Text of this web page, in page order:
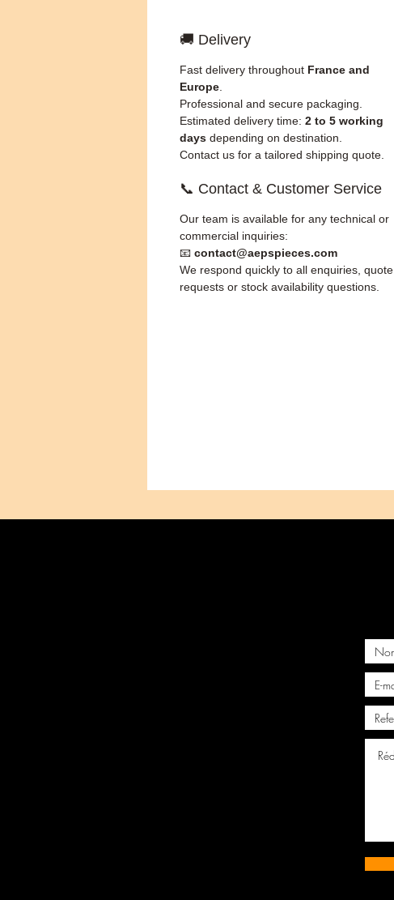
🚚 Delivery
Fast delivery throughout France and
Europe
Professional and secure packaging.
Estimated delivery time: 2 to 5 working
days depending on destination.
Contact us for a tailored shipping quote.
📞 Contact & Customer Service
Our team is available for any technical or
commercial inquiries:
📧 contact@aepspieces.com
We respond quickly to all enquiries, quote
requests or stock availability questions.